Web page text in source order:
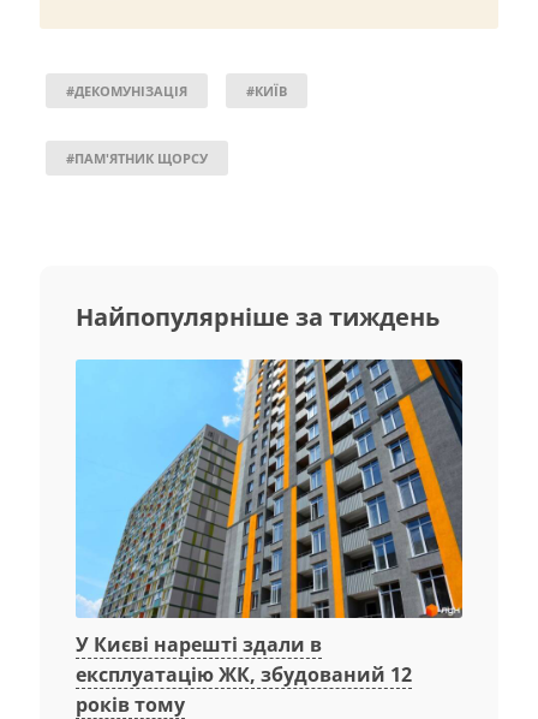
#ДЕКОМУНІЗАЦІЯ #КИЇВ
#ПАМ'ЯТНИК ЩОРСУ
Найпопулярніше за тиждень
У Києві нарешті здали в
експлуатацію ЖК, збудований 12
років тому